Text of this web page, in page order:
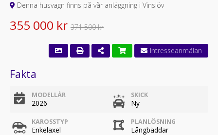
Denna husvagn finns på vår anläggning i Vinslöv
355 000 kr 371 500 kr
Fakta
MODELLÅR
2026
SKICK
Ny
KAROSSTYP
Enkelaxel
PLANLÖSNING
Långbäddar